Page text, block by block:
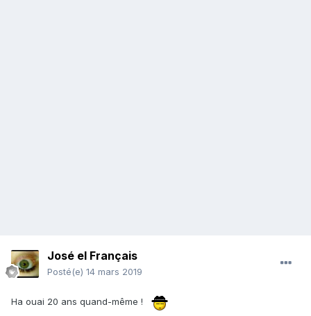
José el Français
Posté(e) 14 mars 2019
Ha ouai 20 ans quand-même !